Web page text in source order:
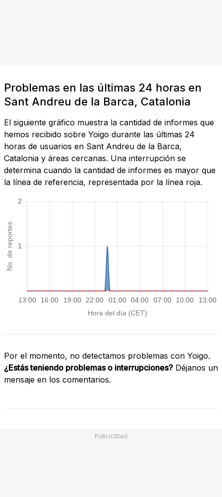
Problemas en las últimas 24 horas en
Sant Andreu de la Barca, Catalonia
El siguiente gráfico muestra la cantidad de informes que
hemos recibido sobre Yoigo durante las últimas 24
horas de usuarios en Sant Andreu de la Barca,
Catalonia y áreas cercanas. Una interrupción se
determina cuando la cantidad de informes es mayor que
la línea de referencia, representada por la línea roja.
Por el momento, no detectamos problemas con Yoigo.
¿Estás teniendo problemas o interrupciones? Déjanos un
mensaje en los comentarios.
PUBLICIDAD